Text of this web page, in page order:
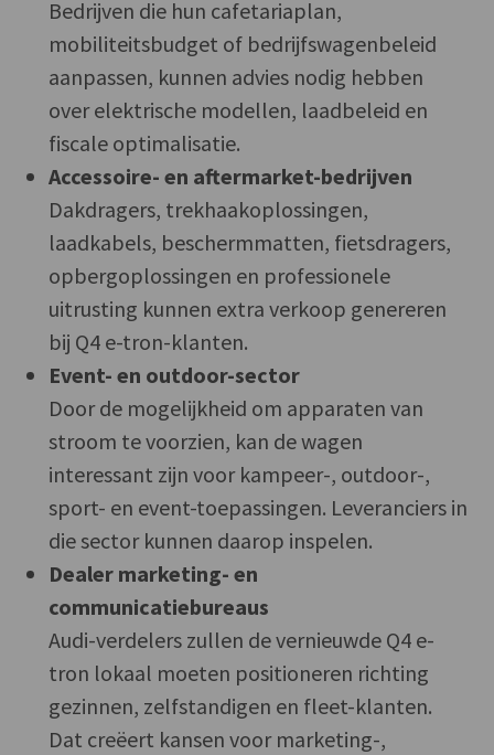
Bedrijven die hun cafetariaplan,
mobiliteitsbudget of bedrijfswagenbeleid
aanpassen, kunnen advies nodig hebben
over elektrische modellen, laadbeleid en
fiscale optimalisatie.
Accessoire- en aftermarket-bedrijven
Dakdragers, trekhaakoplossingen,
laadkabels, beschermmatten, fietsdragers,
opbergoplossingen en professionele
uitrusting kunnen extra verkoop genereren
bij Q4 e-tron-klanten.
Event- en outdoor-sector
Door de mogelijkheid om apparaten van
stroom te voorzien, kan de wagen
interessant zijn voor kampeer-, outdoor-,
sport- en event-toepassingen. Leveranciers in
die sector kunnen daarop inspelen.
Dealer marketing- en
communicatiebureaus
Audi-verdelers zullen de vernieuwde Q4 e-
tron lokaal moeten positioneren richting
gezinnen, zelfstandigen en fleet-klanten.
Dat creëert kansen voor marketing-,